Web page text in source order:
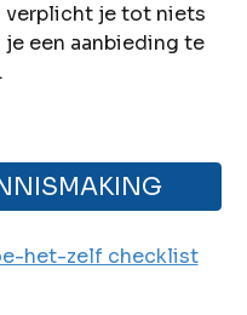
verplicht je tot niets
een aanbieding te
het-zelf checklist